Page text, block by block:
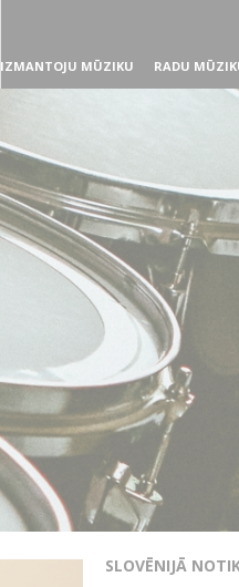
IZMANTOJU MŪZIKU RADU
SLOVĒNIJĀ